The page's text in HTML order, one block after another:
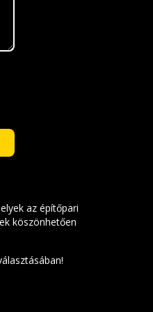
az építőpari
köszönhetően